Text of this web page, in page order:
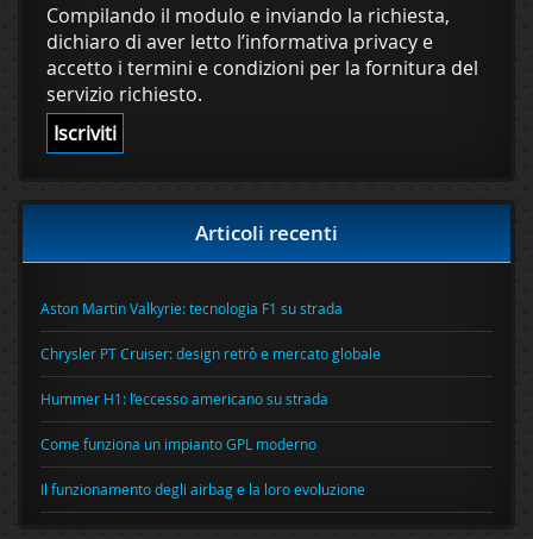
Compilando il modulo e inviando la richiesta,
dichiaro di aver letto l’informativa privacy e
accetto i termini e condizioni per la fornitura del
servizio richiesto.
Articoli recenti
Aston Martin Valkyrie: tecnologia F1 su strada
Chrysler PT Cruiser: design retrò e mercato globale
Hummer H1: l’eccesso americano su strada
Come funziona un impianto GPL moderno
Il funzionamento degli airbag e la loro evoluzione